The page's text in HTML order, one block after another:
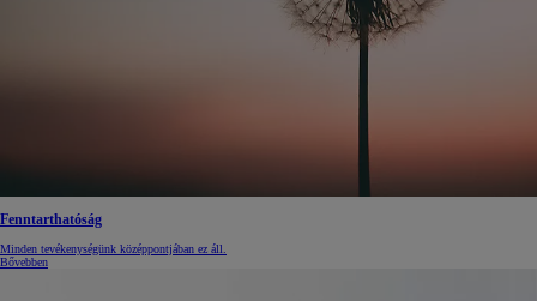
Fenntarthatóság
Minden tevékenységünk középpontjában ez áll.
Bővebben